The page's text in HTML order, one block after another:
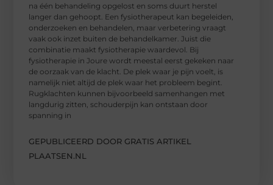
na één behandeling opgelost en soms duurt herstel
langer dan gehoopt. Een fysiotherapeut kan begeleiden,
onderzoeken en behandelen, maar verbetering vraagt
vaak ook inzet buiten de behandelkamer. Juist die
combinatie maakt fysiotherapie waardevol. Bij
fysiotherapie in Joure wordt meestal eerst gekeken naar
de oorzaak van de klacht. De plek waar je pijn voelt, is
namelijk niet altijd de plek waar het probleem begint.
Rugklachten kunnen bijvoorbeeld samenhangen met
langdurig zitten, schouderpijn kan ontstaan door
spanning in
GEPUBLICEERD DOOR GRATIS ARTIKEL
PLAATSEN.NL